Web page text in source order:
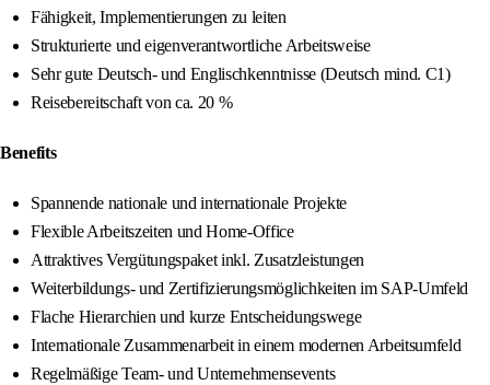
Fähigkeit, Implementierungen zu leiten
Strukturierte und eigenverantwortliche Arbeitsweise
Sehr gute Deutsch- und Englischkenntnisse (Deutsch mind. C1)
Reisebereitschaft von ca. 20 %
Benefits
Spannende nationale und internationale Projekte
Flexible Arbeitszeiten und Home-Office
Attraktives Vergütungspaket inkl. Zusatzleistungen
Weiterbildungs- und Zertifizierungsmöglichkeiten im SAP-Umfeld
Flache Hierarchien und kurze Entscheidungswege
Internationale Zusammenarbeit in einem modernen Arbeitsumfeld
Regelmäßige Team- und Unternehmensevents